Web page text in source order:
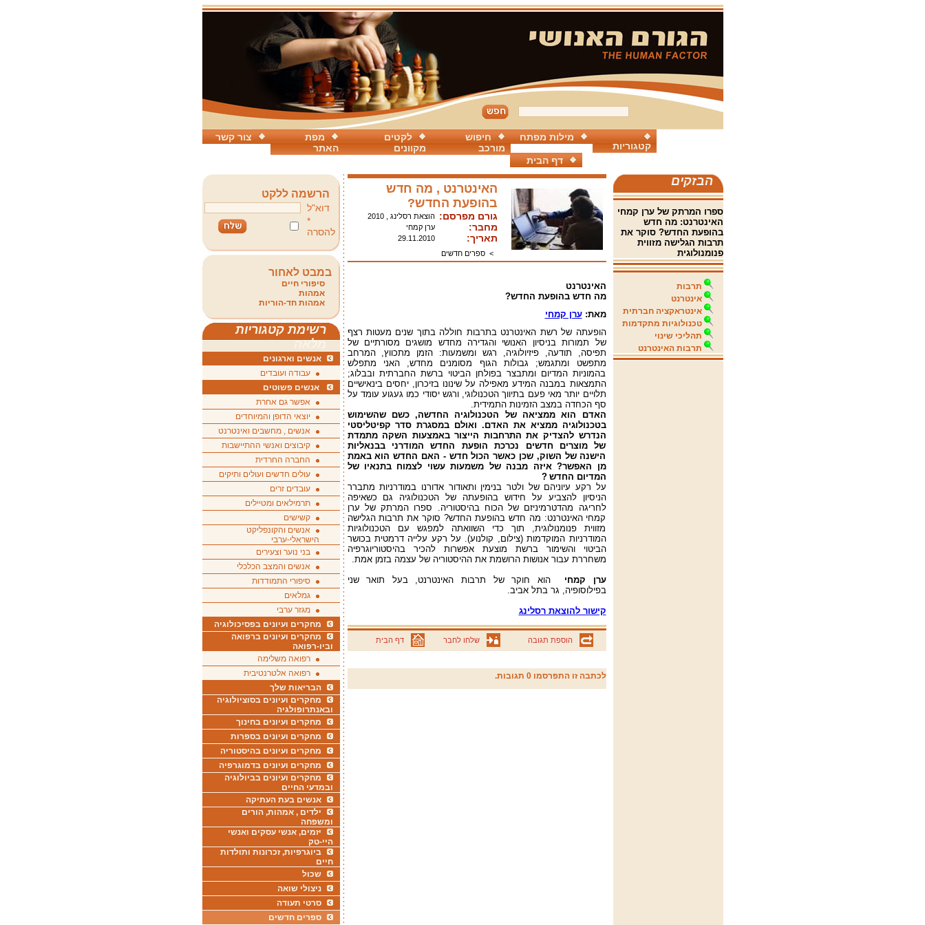
צור קשר
מפת
האתר
לקטים
מקוונים
חיפוש
מורכב
מילות מפתח
קטגוריות
דף הבית
הבזקים
ספרו המרתק של ערן קמחי
האינטרנט: מה חדש
בהופעת החדש? סוקר את
תרבות הגלישה מזווית
פנומנולוגית
תרבות
אינטרנט
אינטראקציה חברתית
טכנולוגיות מתקדמות
תהליכי שינוי
תרבות האינטרנט
האינטרנט , מה חדש
בהופעת החדש?
גורם מפרסם: הוצאת רסלינג , 2010
מחבר: ערן קמחי
תאריך:
29.11.2010
>ספרים חדשים
האינטרנט
מה חדש בהופעת החדש?
מאת:ערן קמחי
הופעתה של רשת האינטרנט בתרבות חוללה בתוך שנים מעטות רצף
של תמורות בניסיון האנושי והגדירה מחדש מושגים מסורתיים של
תפיסה, תודעה, פיזיולוגיה, רגש ומשמעות: הזמן מתכווץ, המרחב
מתפשט ומתגמש; גבולות הגוף מסומנים מחדש, האני מתפלש
בהמוניות המדיום ומתבצר בפולחן הביטוי ברשת החברתית ובבלוג;
התמצאות במבנה המידע מאפילה על שינונו בזיכרון, יחסים בינאישיים
תלויים יותר מאי פעם בתיווך הטכנולוגי, ורגש יסודי כמו געגוע עומד על
סף הכחדה במצב הזמינות התמידית.
האדם הוא ממציאה של הטכנולוגיה החדשה, כשם שהשימוש
בטכנולוגיה ממציא את האדם. ואולם במסגרת סדר קפיטליסטי
הנדרש להצדיק את התרחבות הייצור באמצעות השקה מתמדת
של מוצרים חדשים נכרכת הופעת החדש המודרני בבנאליות
הישנה של השוק, שכן כאשר הכול חדש - האם החדש הוא באמת
מן האפשר? איזה מבנה של משמעות עשוי לצמוח בתנאיו של
המדיום החדש ?
על רקע עיוניהם של ולטר בנימין ותאודור אדורנו במודרניות מתברר
הניסיון להצביע על חידוש בהופעתה של הטכנולוגיה גם כשאיפה
לחריגה מהדטרמיניזם של הכוח בהיסטוריה. ספרו המרתק של ערן
קמחי האינטרנט: מה חדש בהופעת החדש? סוקר את תרבות הגלישה
מזווית פנומנולוגית, תוך כדי השוואתה למפגש עם הטכנולוגיות
המודרניות המוקדמות (צילום, קולנוע). על רקע עלייה דרמטית בכושר
הביטוי והשימור ברשת מוצעת אפשרות להכיר בהיסטוריוגרפיה
משחררת עבור אנושות הרושמת את ההיסטוריה של עצמה בזמן אמת.
ערן קמחי
הוא חוקר של תרבות האינטרנט, בעל תואר שני
בפילוסופיה, גר בתל אביב.
קישור להוצאת רסלינג
הוספת תגובה שלחו לחבר דף הבית
לכתבה זו התפרסמו 0 תגובות.
הרשמה ללקט
דוא"ל
*
להסרה
במבט לאחור
סיפורי חיים
אמהות
אמהות חד-הוריות
רשימת קטגוריות
מלאה
אנשים וארגונים
עבודה ועובדים
אנשים פשוטים
אפשר גם אחרת
יוצאי הדופן והמיוחדים
אנשים , מחשבים ואינטרנט
קיבוצים ואנשי ההתיישבות
החברה החרדית
עולים חדשים ועולים ותיקים
עובדים זרים
תרמילאים ומטיילים
קשישים
אנשים והקונפליקט
הישראלי-ערבי
בני נוער וצעירים
אנשים והמצב הכלכלי
סיפורי התמודדות
גמלאים
מגזר ערבי
מחקרים ועיונים בפסיכולוגיה
מחקרים ועיונים ברפואה
וביו-רפואה
רפואה משלימה
רפואה אלטרנטיבית
הבריאות שלך
מחקרים ועיונים בסוציולוגיה
ובאנתרופולגיה
מחקרים ועיונים בחינוך
מחקרים ועיונים בספרות
מחקרים ועיונים בהיסטוריה
מחקרים ועיונים בדמוגרפיה
מחקרים ועיונים בביולוגיה
ובמדעי החיים
אנשים בעת העתיקה
ילדים , אמהות, הורים
ומשפחה
יזמים, אנשי עסקים ואנשי
היי-טק
ביוגרפיות, זכרונות ותולדות
חיים
שכול
ניצולי שואה
סרטי תעודה
ספרים חדשים